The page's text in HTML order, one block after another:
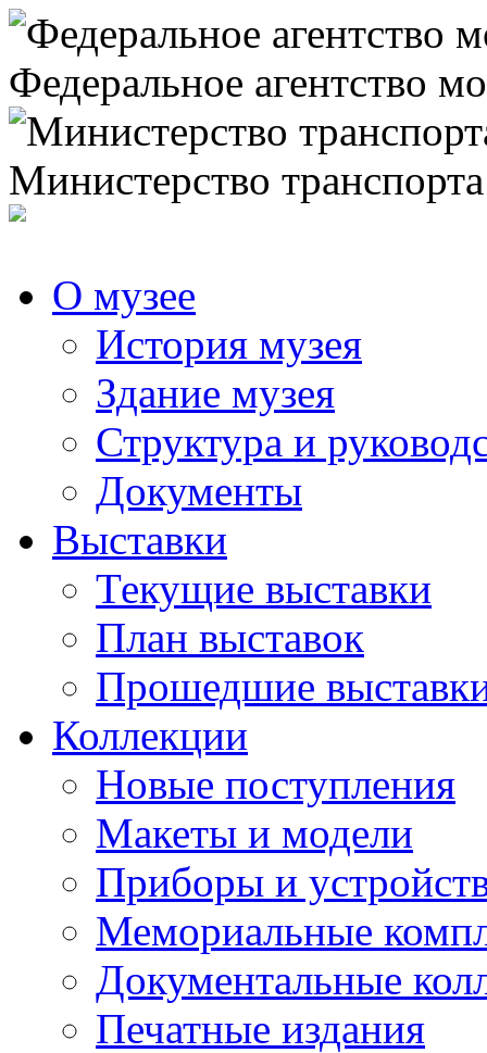
Федеральное агентство
Министерство
О музее
История музея
Здание музея
Структура и
Документы
Выставки
Текущие выставки
План выставок
Прошедшие
Коллекции
Новые поступления
Макеты и модели
Приборы и
Мемориальные
Документальные
Печатные издания